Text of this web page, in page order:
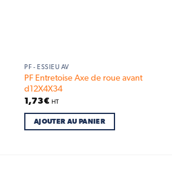
PF - ESSIEU AV
PF Entretoise Axe de roue avant
d12X4X34
1,73€ HT
AJOUTER AU PANIER